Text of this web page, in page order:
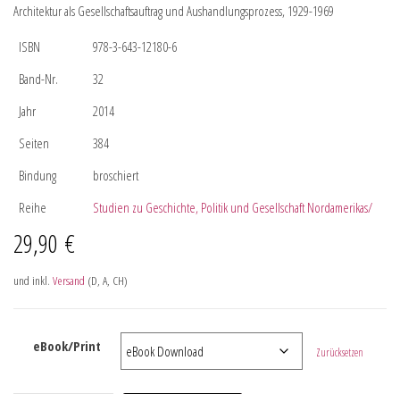
Architektur als Gesellschaftsauftrag und Aushandlungsprozess, 1929-1969
ISBN
978-3-643-12180-6
Band-Nr.
32
Jahr
2014
Seiten
384
Bindung
broschiert
Reihe
Studien zu Geschichte, Politik und Gesellschaft Nordamerikas/
29,90 €
und inkl. Versand (D, A, CH)
eBook/Print Zurücksetzen